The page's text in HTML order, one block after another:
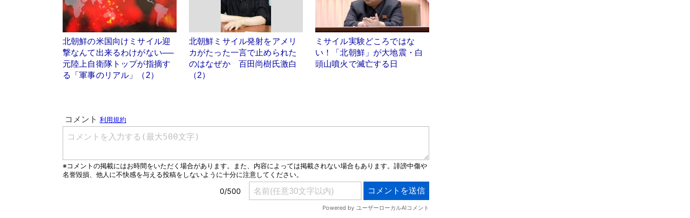
北朝鮮の米国向けミサイル迎
撃なんて出来るわけがない──
元陸上自衛隊トップが指摘す
る「軍事のリアル」（2）
北朝鮮ミサイル発射をアメリ
カがたった一言で止められた
のはなぜか 百田尚樹氏激白
（2）
ミサイル実験どころではな
い！「北朝鮮」が大地震・白
頭山噴火で滅亡する日